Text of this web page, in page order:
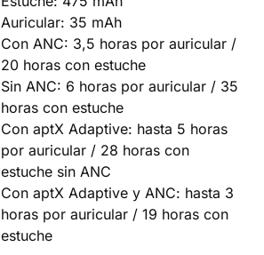
Auricular: 35 mAh
Con ANC: 3,5 horas por auricular /
20 horas con estuche
Sin ANC: 6 horas por auricular / 35
horas con estuche
Con aptX Adaptive: hasta 5 horas
por auricular / 28 horas con
estuche sin ANC
Con aptX Adaptive y ANC: hasta 3
horas por auricular / 19 horas con
estuche